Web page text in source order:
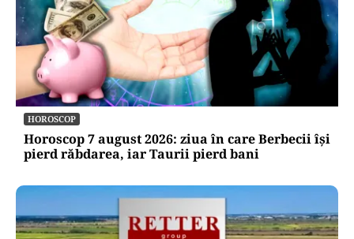
HOROSCOP
Horoscop 7 august 2026: ziua în care Berbecii își
pierd răbdarea, iar Taurii pierd bani